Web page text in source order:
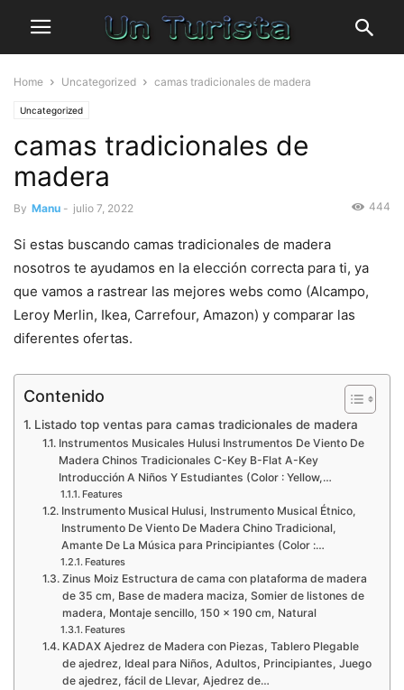
Home Uncategorized camas tradicionales de madera
Uncategorized
camas tradicionales de
madera
By Manu - julio 7, 2022 444
Si estas buscando camas tradicionales de madera
nosotros te ayudamos en la elección correcta para ti, ya
que vamos a rastrear las mejores webs como (Alcampo,
Leroy Merlin, Ikea, Carrefour, Amazon) y comparar las
diferentes ofertas.
Contenido
Listado top ventas para camas tradicionales de madera
Instrumentos Musicales Hulusi Instrumentos De Viento De
Madera Chinos Tradicionales C-Key B-Flat A-Key
Introducción A Niños Y Estudiantes (Color : Yellow,…
Features
Instrumento Musical Hulusi, Instrumento Musical Étnico,
Instrumento De Viento De Madera Chino Tradicional,
Amante De La Música para Principiantes (Color :…
Features
Zinus Moiz Estructura de cama con plataforma de madera
de 35 cm, Base de madera maciza, Somier de listones de
madera, Montaje sencillo, 150 x 190 cm, Natural
Features
KADAX Ajedrez de Madera con Piezas, Tablero Plegable
de ajedrez, Ideal para Niños, Adultos, Principiantes, Juego
de ajedrez, fácil de Llevar, Ajedrez de…